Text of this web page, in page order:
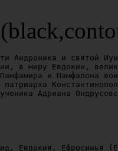
Андроника и святой
в миру Евдокии,
и Памфалона